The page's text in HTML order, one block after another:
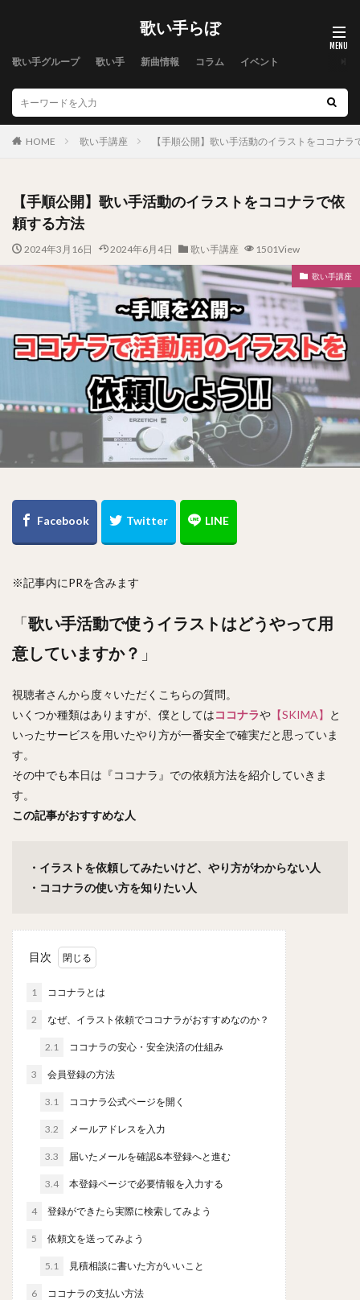
歌い手らぼ
歌い手グループ 歌い手 新曲情報 コラム イベント
HOME 歌い手講座 【手順公開】歌い手活動のイラストをココナラ
【手順公開】歌い手活動のイラストをココナラで依
頼する方法
2024年3月16日 2024年6月4日 歌い手講座 1501View
歌い手講座
※記事内にPRを含みます
「歌い手活動で使うイラストはどうやって用
意していますか？ 」
視聴者さんから度々いただくこちらの質問。
いくつか種類はありますが、僕としてはココナラや 【SKIMA】
と
いったサービスを用いたやり方が一番安全で確実だと思っていま
す。
その中でも本日は『ココナラ』での依頼方法を紹介していきま
す。
この記事がおすすめな人
・イラストを依頼してみたいけど、やり方がわからない人
・ココナラの使い方を知りたい人
目次
1 ココナラとは
2 なぜ、イラスト依頼でココナラがおすすめなのか？
2.1 ココナラの安心・安全決済の仕組み
3 会員登録の方法
3.1 ココナラ公式ページを開く
3.2 メールアドレスを入力
3.3 届いたメールを確認&本登録へと進む
3.4 本登録ページで必要情報を入力する
4 登録ができたら実際に検索してみよう
5 依頼文を送ってみよう
5.1 見積相談に書いた方がいいこと
6 ココナラの支払い方法